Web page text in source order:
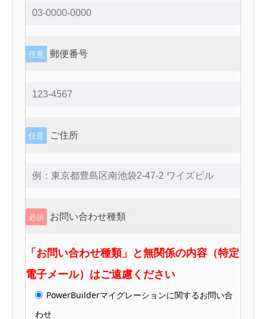
任意 郵便番号
任意 ご住所
必須 お問い合わせ種類
「お問い合わせ種類」と無関係の内容（特定
電子メール）はご遠慮ください
PowerBuilderマイグレーションに関するお問い合
わせ